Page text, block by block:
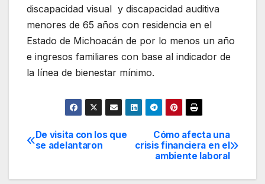
discapacidad visual y discapacidad auditiva
menores de 65 años con residencia en el
Estado de Michoacán de por lo menos un año
e ingresos familiares con base al indicador de
la línea de bienestar mínimo.
Navegación
Cómo afecta una
crisis financiera en el
ambiente laboral
De visita con los que
se adelantaron